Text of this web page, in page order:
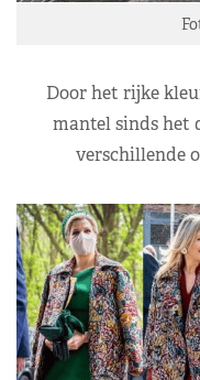
Door het rijke
mantel sinds het
verschillende